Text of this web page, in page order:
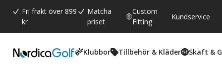
Fri frakt över 899
kr
Matcha
priset
Custom
Fitting
Kundservice
Klubbor Tillbehör & Kläder Skaft &
Snittbetyg:
4.2 (röster:
58)